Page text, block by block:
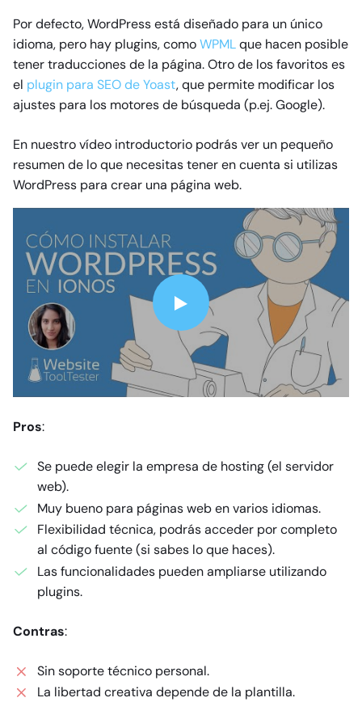
Por defecto, WordPress está diseñado para un único
idioma, pero hay plugins, comoWPMLque hacen posible
tener traducciones de la página. Otro de los favoritos es
el plugin para SEO de Yoast, que permite modificar los
ajustes para los motores de búsqueda (p.ej. Google).
En nuestro vídeo introductorio podrás ver un pequeño
resumen de lo que necesitas tener en cuenta si utilizas
WordPress para crear una página web.
Pros:
Se puede elegir la empresa de hosting (el servidor
web).
Muy bueno para páginas web en varios idiomas.
Flexibilidad técnica, podrás acceder por completo
al código fuente (si sabes lo que haces).
Las funcionalidades pueden ampliarse utilizando
plugins.
Contras:
Sin soporte técnico personal.
La libertad creativa depende de la plantilla.